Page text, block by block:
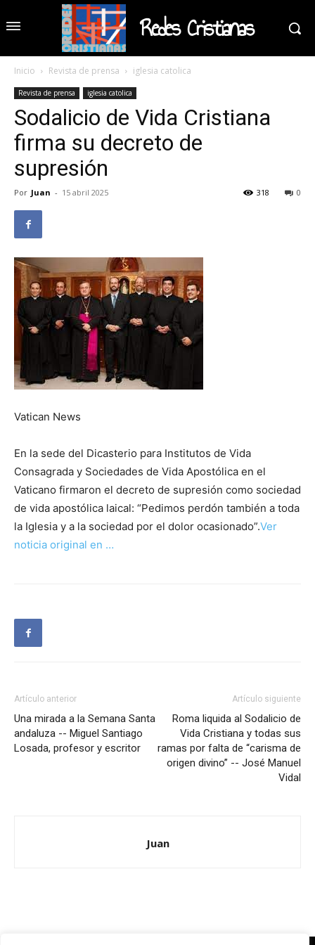
Redes Cristianas
Inicio Revista de prensa iglesia catolica
Revista de prensa iglesia catolica
Sodalicio de Vida Cristiana
firma su decreto de
supresión
Por Juan - 15 abril 2025 0
318
Vatican News
En la sede del Dicasterio para Institutos de Vida
Consagrada y Sociedades de Vida Apostólica en el
Vaticano firmaron el decreto de supresión como sociedad
de vida apostólica laical: “Pedimos perdón también a toda
la Iglesia y a la sociedad por el dolor ocasionado”.Ver
noticia original en …
Artículo anterior
Una mirada a la Semana Santa
andaluza -- Miguel Santiago
Losada, profesor y escritor
Artículo siguiente
Roma liquida al Sodalicio de
Vida Cristiana y todas sus
ramas por falta de “carisma de
origen divino” -- José Manuel
Vidal
Juan